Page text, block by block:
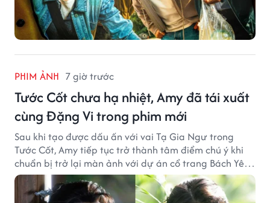
PHIM ẢNH 7 giờ trước
Tước Cốt chưa hạ nhiệt, Amy đã tái xuất
cùng Đặng Vi trong phim mới
Sau khi tạo được dấu ấn với vai Tạ Gia Ngư trong
Tước Cốt, Amy tiếp tục trở thành tâm điểm chú ý khi
chuẩn bị trở lại màn ảnh với dự án cổ trang Bách Yêu
Phổ.